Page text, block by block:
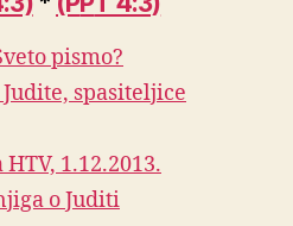
pismo?
spasiteljice
1.12.2013.
o Juditi